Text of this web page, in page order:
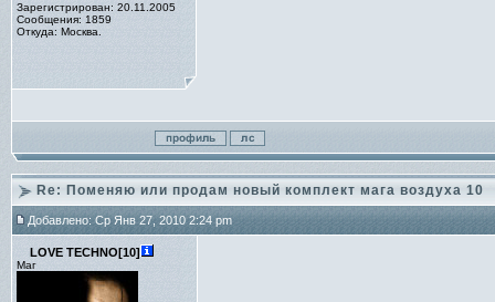
Зарегистрирован: 20.11.2005
Сообщения: 1859
Откуда: Москва.
Re: Поменяю или продам новый комплект мага воздуха 10
Добавлено: Ср Янв 27, 2010 2:24 pm
LOVE TECHNO[10]
Маг